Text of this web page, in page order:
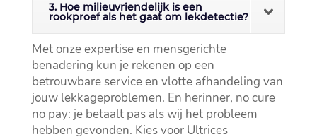
3. Hoe milieuvriendelijk is een
rookproef als het gaat om lekdetectie?
Met onze expertise en mensgerichte
benadering kun je rekenen op een
betrouwbare service en vlotte afhandeling van
jouw lekkageproblemen.​ En herinner, no cure
no pay: je betaalt pas als wij het probleem
hebben gevonden.​ Kies voor Ultrices